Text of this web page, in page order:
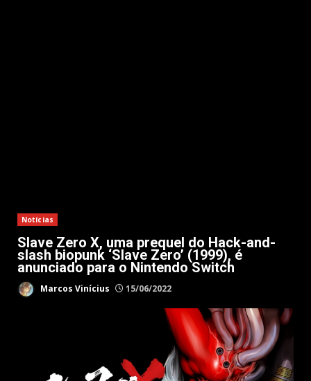
Notícias
Slave Zero X, uma prequel do Hack-and-
slash biopunk ‘Slave Zero’ (1999), é
anunciado para o Nintendo Switch
Marcos Vinícius 15/06/2022